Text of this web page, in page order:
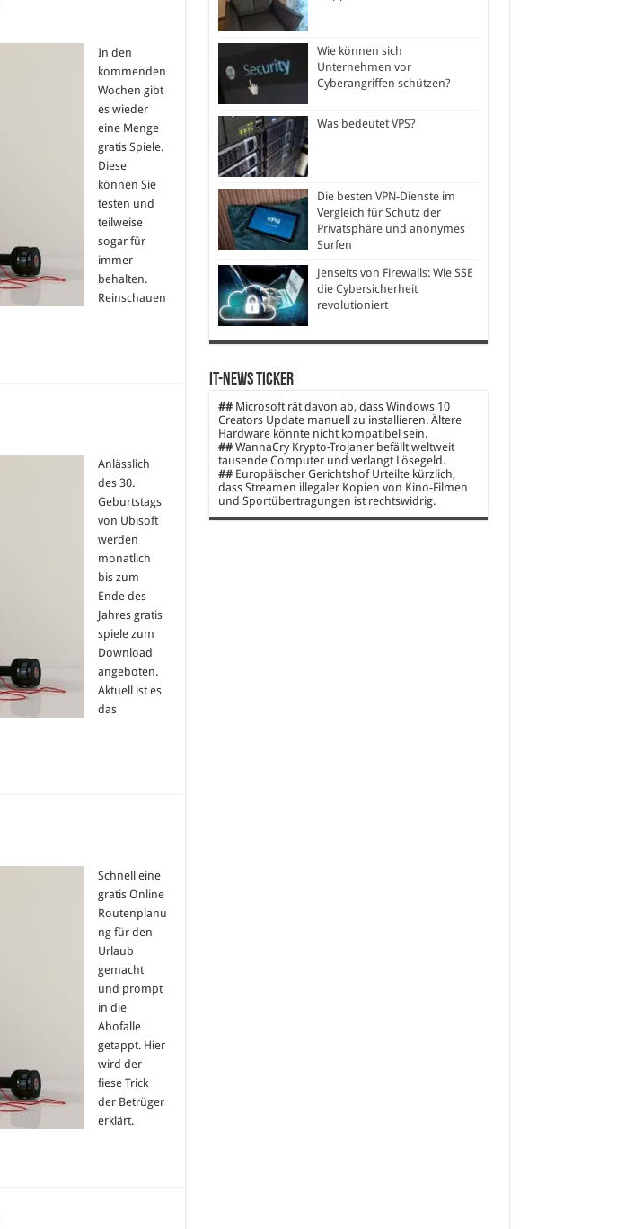
In den
kommenden
Wochen gibt
es wieder
eine Menge
gratis Spiele.
Diese
können Sie
testen und
teilweise
sogar für
immer
behalten.
Reinschauen
Anlässlich
des 30.
Geburtstags
von Ubisoft
werden
monatlich
bis zum
Ende des
Jahres gratis
spiele zum
Download
angeboten.
Aktuell ist es
das
Schnell eine
gratis Online
Routenplanu
ng für den
Urlaub
gemacht
und prompt
in die
Abofalle
getappt. Hier
wird der
fiese Trick
der Betrüger
erklärt.
Wie können sich
Unternehmen vor
Cyberangriffen schützen?
Was bedeutet VPS?
Die besten VPN-Dienste im
Vergleich für Schutz der
Privatsphäre und anonymes
Surfen
Jenseits von Firewalls: Wie SSE
die Cybersicherheit
revolutioniert
IT-News Ticker
##Microsoft rät davon ab, dass Windows 10
Creators Update manuell zu installieren. Ältere
Hardware könnte nicht kompatibel sein.
##WannaCry Krypto-Trojaner befällt weltweit
tausende Computer und verlangt Lösegeld.
##Europäischer Gerichtshof Urteilte kürzlich,
dass Streamen illegaler Kopien von Kino-Filmen
und Sportübertragungen ist rechtswidrig.